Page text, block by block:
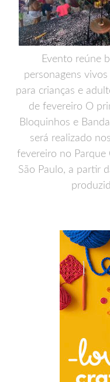
Evento reúne
personagens
para crianças e
de fevereiro O
Bloquinhos e
será realizado
fevereiro no Parque
São Paulo, a partir